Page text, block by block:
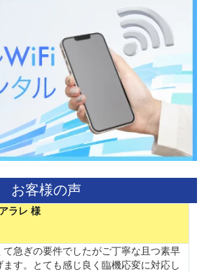
お客様の声
ラレ 様
急ぎの要件でしたがご丁寧な且つ素早
す。とても感じ良く臨機応変に対応し